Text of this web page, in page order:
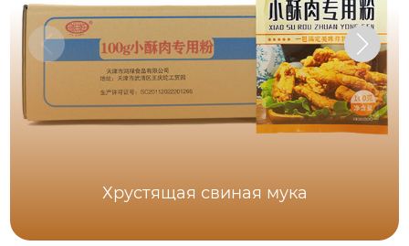
Хрустящая свиная мука